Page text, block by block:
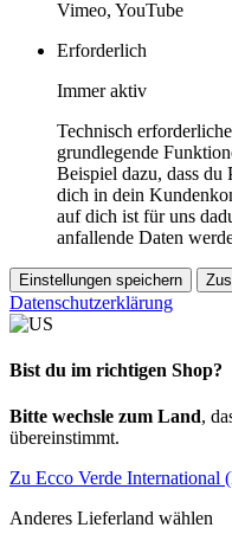
Vimeo, YouTube
Erforderlich
Immer aktiv
Technisch
grundlegende
Beispiel dazu, dass du
dich in dein
auf dich ist für uns
anfallende Daten
Einstellungen speichern
Datenschutzerklärung
Bist du im richtigen Shop?
Bitte wechsle zum Land,
übereinstimmt.
Zu Ecco Verde International
Anderes Lieferland wählen